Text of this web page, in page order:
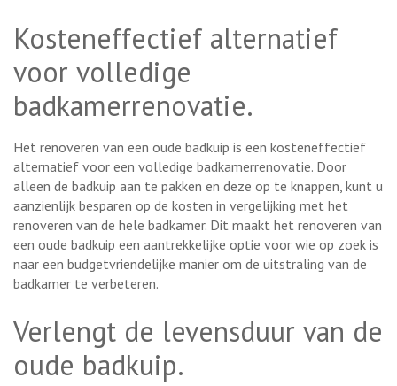
Kosteneffectief alternatief
voor volledige
badkamerrenovatie.
Het renoveren van een oude badkuip is een kosteneffectief
alternatief voor een volledige badkamerrenovatie. Door
alleen de badkuip aan te pakken en deze op te knappen, kunt u
aanzienlijk besparen op de kosten in vergelijking met het
renoveren van de hele badkamer. Dit maakt het renoveren van
een oude badkuip een aantrekkelijke optie voor wie op zoek is
naar een budgetvriendelijke manier om de uitstraling van de
badkamer te verbeteren.
Verlengt de levensduur van de
oude badkuip.